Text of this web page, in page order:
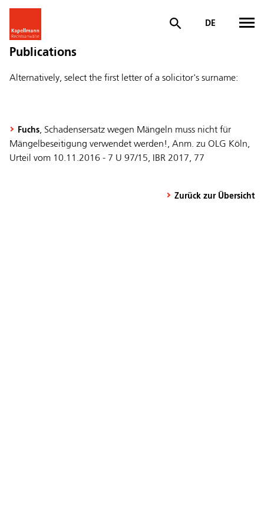
DE
Publications
Alternatively, select the first letter of a solicitor's surname:
Fuchs, Schadensersatz wegen Mängeln muss nicht für
Mängelbeseitigung verwendet werden!, Anm. zu OLG Köln,
Urteil vom 10.11.2016 - 7 U 97/15, IBR 2017, 77
Zurück zur Übersicht